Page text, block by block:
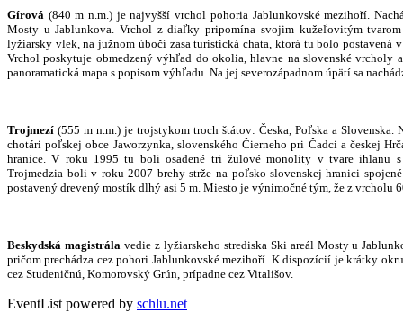
Gírová (840 m n.m.) je najvyšší vrchol pohoria Jablunkovské mezihoří.
Mosty u Jablunkova. Vrchol z diaľky pripomína svojim kužeľovitým
lyžiarsky vlek, na južnom úbočí zasa turistická chata, ktorá tu bolo postavená
Vrchol poskytuje obmedzený výhľad do okolia, hlavne na slovenské vrcholy
panoramatická mapa s popisom výhľadu. Na jej severozápadnom úpätí sa
Trojmezí (555 m n.m.) je trojstykom troch štátov: Česka, Poľska a Slovenska.
chotári poľskej obce Jaworzynka, slovenského Čierneho pri Čadci a českej
hranice. V roku 1995 tu boli osadené tri žulové monolity v tvare ihlanu s
Trojmedzia boli v roku 2007 brehy strže na poľsko-slovenskej hranici
postavený drevený mostík dlhý asi 5 m. Miesto je výnimočné tým, že z vrcholu
Beskydská magistrála vedie z lyžiarskeho strediska Ski areál Mosty u
pričom prechádza cez pohori Jablunkovské mezihoří. K dispozícií je krátky
cez Studeničnú, Komorovský Grún, prípadne cez Vitališov.
EventList powered by schlu.net